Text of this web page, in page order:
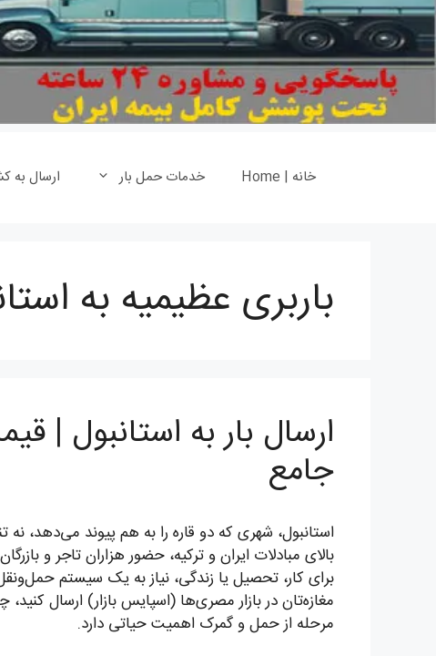
خانه | Home خدمات حمل بار ارسال به
باربری عظیمیه به
جامع
استانبول، شهری که دو قاره را به هم پیوند می‌دهد،
بالای مبادلات ایران و ترکیه، حضور هزاران تاجر و
برای کار، تحصیل یا زندگی، نیاز به یک سیستم
مغازه‌تان در بازار مصری‌ها (اسپایس بازار) ارسال
مرحله از حمل و گمرک اهمیت حیاتی دارد.